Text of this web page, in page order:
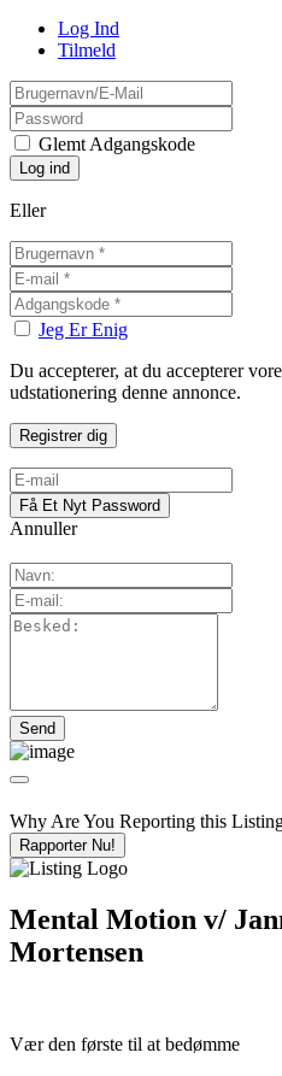
Log Ind
Tilmeld
Glemt Adgangskode
Eller
Jeg Er Enig
Du accepterer, at du accepterer
udstationering denne annonce.
Annuller
Why Are You Reporting this
Rapporter Nu!
Mental Motion v/
Mortensen
Vær den første til at bedømme